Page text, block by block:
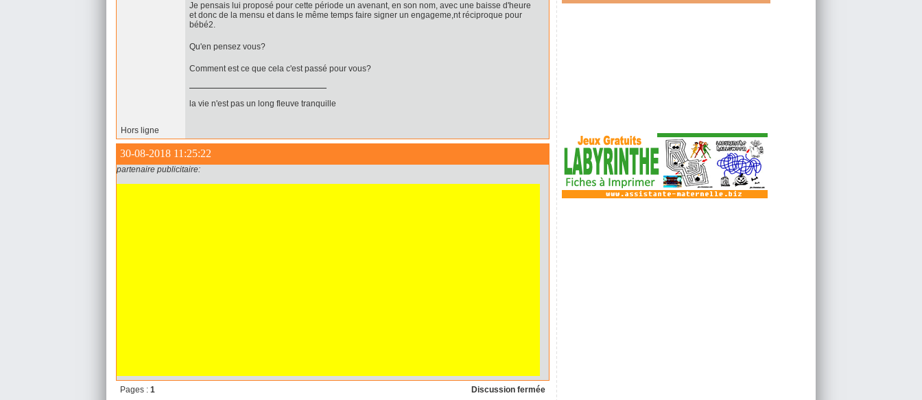
Je pensais lui proposé pour cette période un avenant, en son nom, avec une baisse d'heure
et donc de la mensu et dans le même temps faire signer un engageme,nt réciproque pour
bébé2.
Qu'en pensez vous?
Comment est ce que cela c'est passé pour vous?
la vie n'est pas un long fleuve tranquille
Hors ligne
30-08-2018 11:25:22
partenaire publicitaire:
Pages : 1
Discussion fermée